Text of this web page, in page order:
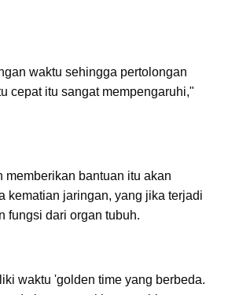
waktu sehingga pertolongan
cepat itu sangat mempengaruhi,"
memberikan bantuan itu akan
kematian jaringan, yang jika terjadi
fungsi dari organ tubuh.
waktu 'golden time yang berbeda.